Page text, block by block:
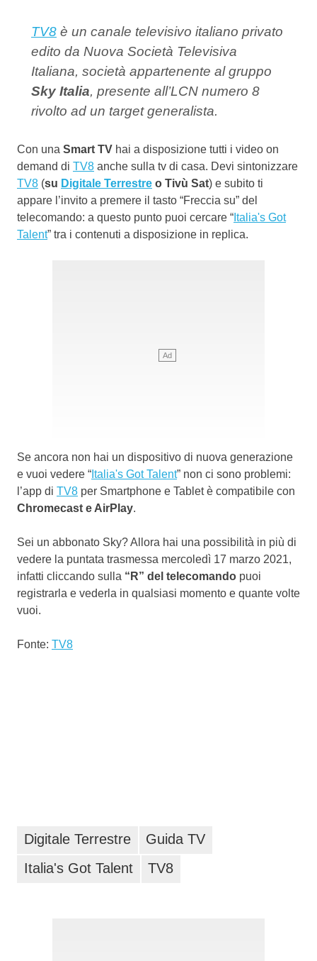
TV8 è un canale televisivo italiano privato
edito da Nuova Società Televisiva
Italiana, società appartenente al gruppo
Sky Italia, presente all’LCN numero 8
rivolto ad un target generalista.
Con una Smart TV hai a disposizione tutti i video on
demand di TV8 anche sulla tv di casa. Devi sintonizzare
TV8 (su Digitale Terrestre o Tivù Sat) e subito ti
appare l’invito a premere il tasto “Freccia su” del
telecomando: a questo punto puoi cercare “ Italia's Got
Talent” tra i contenuti a disposizione in replica.
Se ancora non hai un dispositivo di nuova generazione
e vuoi vedere “ Italia's Got Talent” non ci sono problemi:
l’app di TV8 per Smartphone e Tablet è compatibile con
Chromecast e AirPlay.
Sei un abbonato Sky? Allora hai una possibilità in più di
vedere la puntata trasmessa mercoledì 17 marzo 2021,
infatti cliccando sulla “R” del telecomando puoi
registrarla e vederla in qualsiasi momento e quante volte
vuoi.
Fonte: TV8
Digitale Terrestre
Guida TV
Italia's Got Talent
TV8